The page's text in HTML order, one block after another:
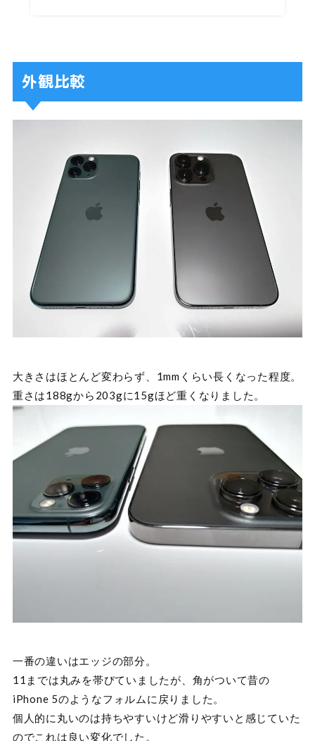
外観比較
大きさはほとんど変わらず、1mmくらい長くなった程度。
重さは188gから203gに15gほど重くなりました。
一番の違いはエッジの部分。
11までは丸みを帯びていましたが、角がついて昔の
iPhone 5のようなフォルムに戻りました。
個人的に丸いのは持ちやすいけど滑りやすいと感じていた
のでこれは良い変化でした。